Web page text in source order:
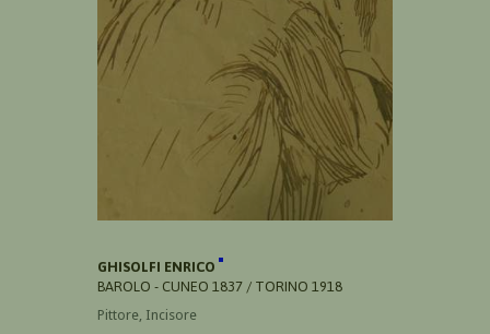
GHISOLFI ENRICO
BAROLO - CUNEO 1837 / TORINO 1918
Pittore, Incisore